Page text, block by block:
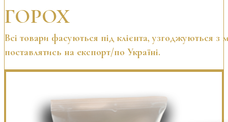
ГОРОХ
Всі товари фасуються під клієнта, узгоджуються
поставлятись на експорт/по Україні.